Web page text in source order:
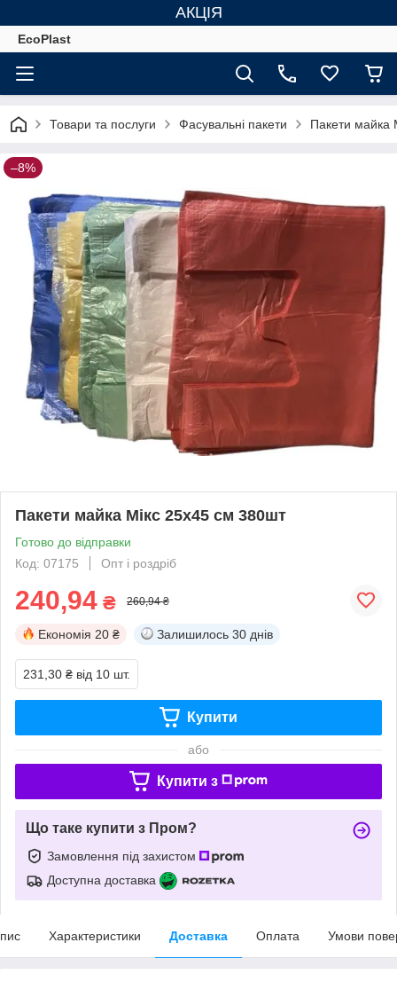
АКЦІЯ
EcoPlast
Товари та послуги Фасувальні пакети Пакети майка
–8%
Пакети майка Мікс 25х45 см 380шт
Готово до відправки
Код: 07175
Опт і роздріб
240,94 ₴ 260,94 ₴
Економія 20 ₴ Залишилось 30 днів
231,30 ₴ від 10 шт.
Купити
або
Купити з
Що таке купити з Пром?
Замовлення під захистом
Доступна доставка
Характеристики Доставка Оплата Умови